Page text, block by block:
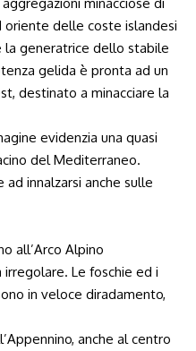
oriente delle coste islandesi
la generatrice dello stabile
gelida è pronta ad un
destinato a minacciare la
evidenzia una quasi
del Mediterraneo.
ad innalzarsi anche sulle
all’Arco Alpino
Le foschie ed i
in veloce diradamento,
anche al centro